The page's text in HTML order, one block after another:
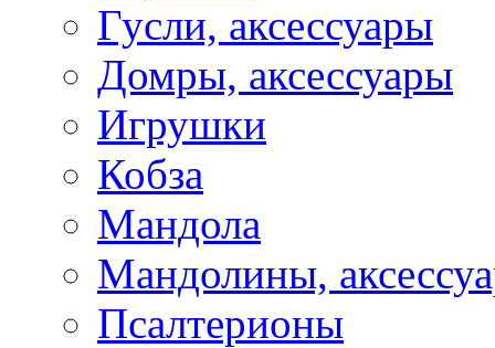
Гусли, аксессуары
Домры, аксессуары
Игрушки
Кобза
Мандола
Мандолины,
Псалтерионы